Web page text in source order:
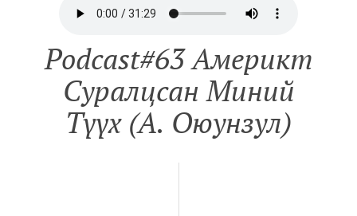
Podcast#63 Америкт
Суралцсан Миний
Түүх (А. Оюунзул)